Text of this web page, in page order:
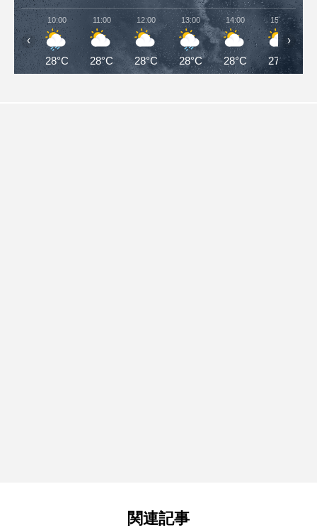
10:00
28°C
11:00
28°C
12:00
28°C
13:00
28°C
14:00
28°C
15:00
27°C
‹ ›
関連記事